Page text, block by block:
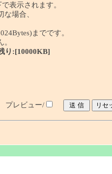
表示されます。
場合、
までです。
り:[10000KB]
プレビュー/